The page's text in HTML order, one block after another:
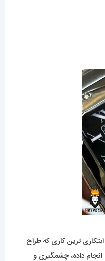
ترین کاری که طراح
داده، چشمگیری و
این ساعت خواهد بود.
قاب و قفل این کار، باعث
به هیچ عنوان تغییر رنگ
خواهد بود که با توجه به
ساعت باز خواهد بود.